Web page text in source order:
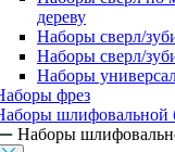
дереву
Наборы сверл/
Наборы сверл/
Наборы
фрез
шлифовальной
Наборы